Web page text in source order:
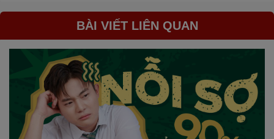
– Giáo viên, gia sư sử dụng làm tài liệu giảng dạy.
BÀI VIẾT LIÊN QUAN